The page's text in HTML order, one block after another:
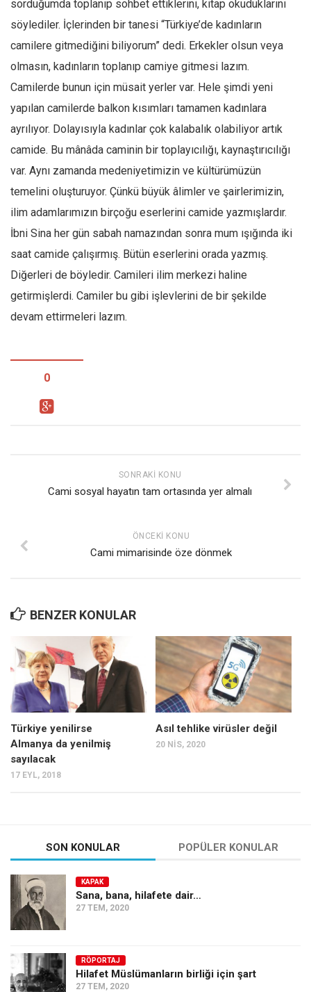
sorduğumda toplanıp sohbet ettiklerini, kitap okuduklarını
söylediler. İçlerinden bir tanesi “Türkiye’de kadınların
camilere gitmediğini biliyorum” dedi. Erkekler olsun veya
olmasın, kadınların toplanıp camiye gitmesi lazım.
Camilerde bunun için müsait yerler var. Hele şimdi yeni
yapılan camilerde balkon kısımları tamamen kadınlara
ayrılıyor. Dolayısıyla kadınlar çok kalabalık olabiliyor artık
camide. Bu mânâda caminin bir toplayıcılığı, kaynaştırıcılığı
var. Aynı zamanda medeniyetimizin ve kültürümüzün
temelini oluşturuyor. Çünkü büyük âlimler ve şairlerimizin,
ilim adamlarımızın birçoğu eserlerini camide yazmışlardır.
İbni Sina her gün sabah namazından sonra mum ışığında iki
saat camide çalışırmış. Bütün eserlerini orada yazmış.
Diğerleri de böyledir. Camileri ilim merkezi haline
getirmişlerdi. Camiler bu gibi işlevlerini de bir şekilde
devam ettirmeleri lazım.
0
SONRAKI KONU
Cami sosyal hayatın tam ortasında yer almalı
ÖNCEKI KONU
Cami mimarisinde öze dönmek
BENZER KONULAR
Türkiye yenilirse
Almanya da yenilmiş
sayılacak
17 EYL, 2018
Asıl tehlike virüsler değil
20 NIS, 2020
SON KONULAR POPÜLER KONULAR
KAPAK
Sana, bana, hilafete dair…
27 TEM, 2020
RÖPORTAJ
Hilafet Müslümanların birliği için şart
27 TEM, 2020